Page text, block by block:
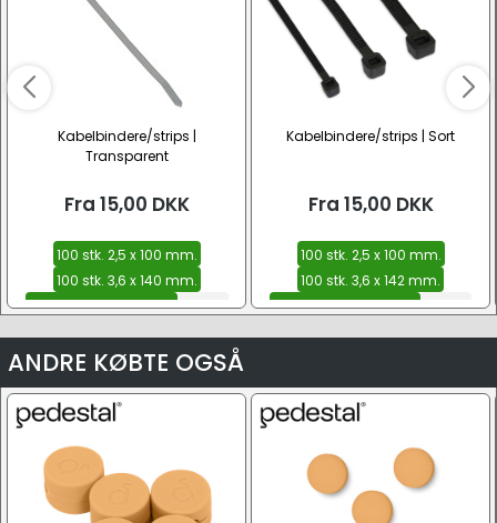
Kabelbindere/strips |
Transparent
Fra 15,00 DKK
100 stk. 2,5 x 100 mm.
100 stk. 3,6 x 140 mm.
100 stk. 4,5 x 290 mm. Se alle
Kabelbindere/strips | Sort
Fra 15,00 DKK
100 stk. 2,5 x 100 mm.
100 stk. 3,6 x 142 mm.
100 stk. 4,8 x 370 mm. Se alle
ANDRE KØBTE OGSÅ